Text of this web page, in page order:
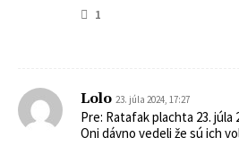
1
Lolo 23. júla 2024, 17:27
Pre: Ratafak plachta 23. júla
Oni dávno vedeli že sú ich